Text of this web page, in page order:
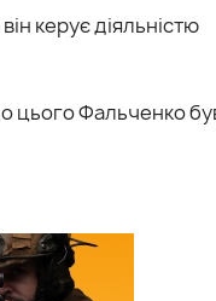
керує діяльністю
цього Фальченко